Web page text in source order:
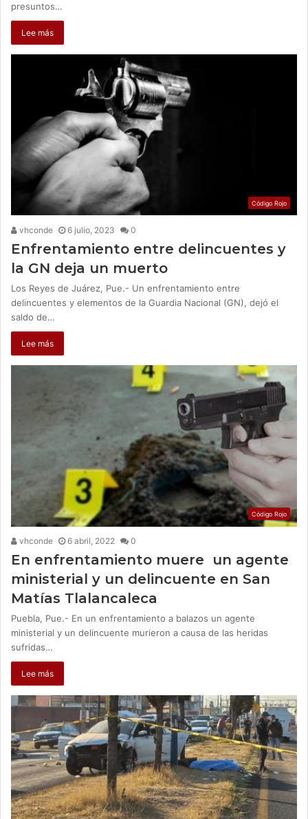
presuntos…
Lee más
Código Rojo
vhconde 6 julio, 2023 0
Enfrentamiento entre delincuentes y
la GN deja un muerto
Los Reyes de Juárez, Pue.- Un enfrentamiento entre
delincuentes y elementos de la Guardia Nacional (GN), dejó el
saldo de…
Lee más
Código Rojo
vhconde 6 abril, 2022 0
En enfrentamiento muere un agente
ministerial y un delincuente en San
Matías Tlalancaleca
Puebla, Pue.- En un enfrentamiento a balazos un agente
ministerial y un delincuente murieron a causa de las heridas
sufridas…
Lee más